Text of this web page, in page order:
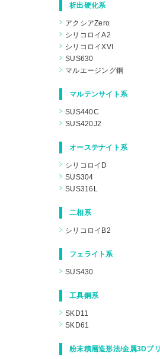
析出硬化系
アクシアZero
シリコロイA2
シリコロイXVI
SUS630
マルエージング鋼
マルテンサイト系
SUS440C
SUS420J2
オーステナイト系
シリコロイD
SUS304
SUS316L
二相系
シリコロイB2
フェライト系
SUS430
工具鋼系
SKD11
SKD61
粉末積層造形法/金属3Dプ